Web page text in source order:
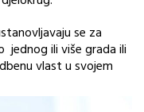
se za
jednog ili više grada ili
vlast u svojem